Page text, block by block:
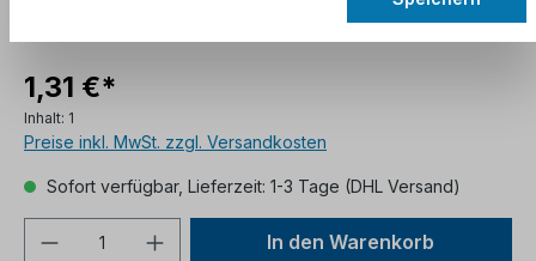
1,31 €*
Inhalt: 1
Preise inkl. MwSt. zzgl. Versandkosten
Sofort verfügbar, Lieferzeit: 1-3 Tage (DHL Versand)
In den Warenkorb